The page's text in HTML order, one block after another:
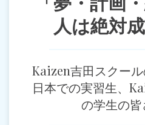
人は絶対
Kaizen吉田スクール
日本での実習生、
の学生の皆